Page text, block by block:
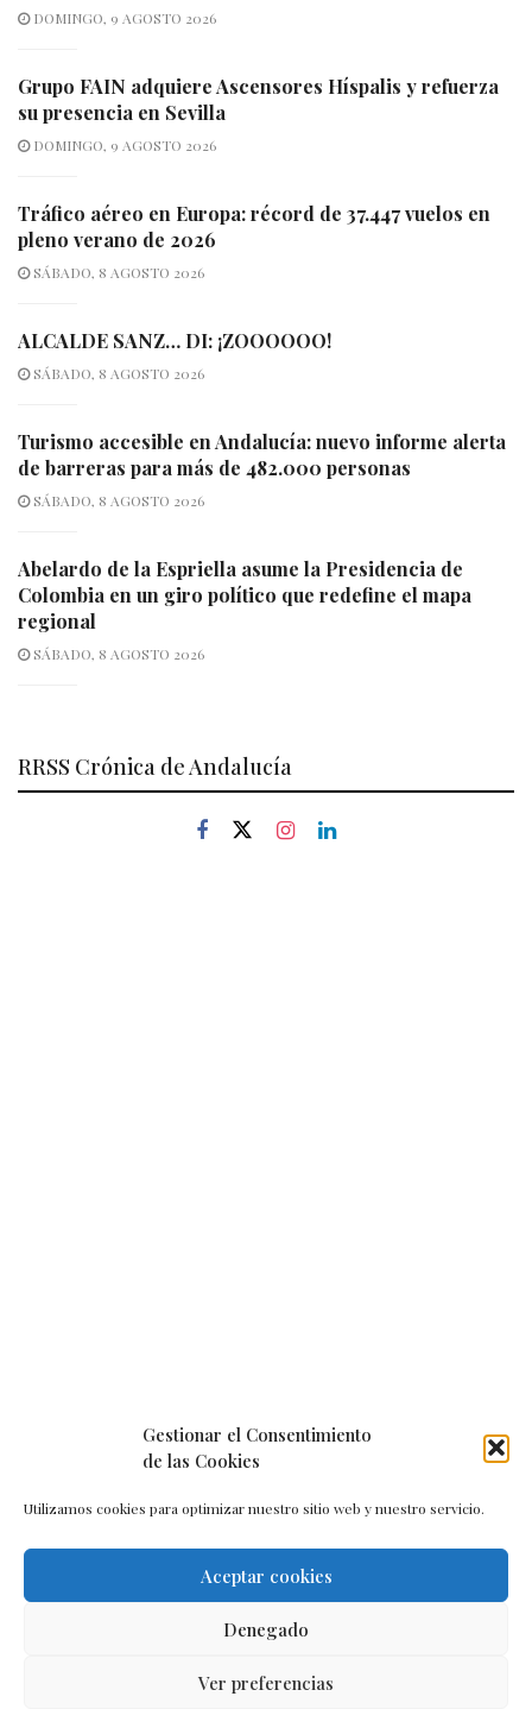
Gestionar el Consentimiento
de las Cookies
Utilizamos cookies para optimizar nuestro sitio web y nuestro servicio.
Aceptar cookies
Denegado
Ver preferencias
DOMINGO, 9 AGOSTO 2026
Grupo FAIN adquiere Ascensores Híspalis y refuerza
su presencia en Sevilla
DOMINGO, 9 AGOSTO 2026
Tráfico aéreo en Europa: récord de 37.447 vuelos en
pleno verano de 2026
SÁBADO, 8 AGOSTO 2026
ALCALDE SANZ… DI: ¡ZOOOOOO!
SÁBADO, 8 AGOSTO 2026
Turismo accesible en Andalucía: nuevo informe alerta
de barreras para más de 482.000 personas
SÁBADO, 8 AGOSTO 2026
Abelardo de la Espriella asume la Presidencia de
Colombia en un giro político que redefine el mapa
regional
SÁBADO, 8 AGOSTO 2026
RRSS Crónica de Andalucía
Política de cookies